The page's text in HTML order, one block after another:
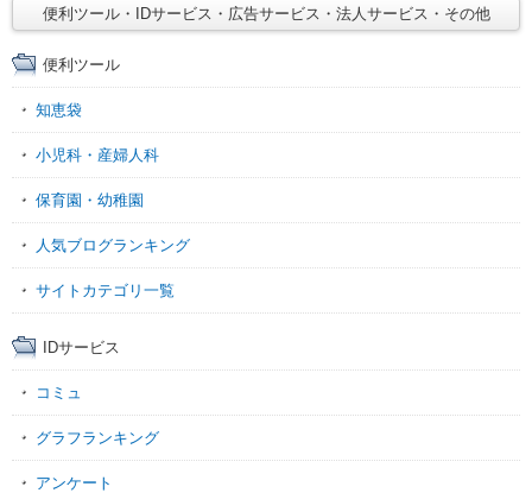
便利ツール・IDサービス・広告サービス・法人サービス・その他
便利ツール
知恵袋
小児科・産婦人科
保育園・幼稚園
人気ブログランキング
サイトカテゴリ一覧
IDサービス
コミュ
グラフランキング
アンケート